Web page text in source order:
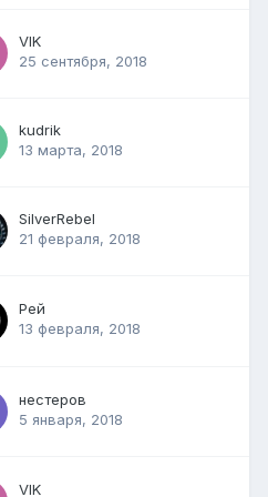
VIK
25 сентября, 2018
kudrik
13 марта, 2018
SilverRebel
21 февраля, 2018
Рей
13 февраля, 2018
нестеров
5 января, 2018
VIK